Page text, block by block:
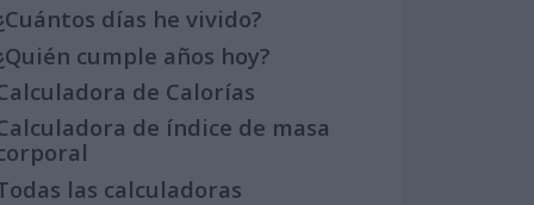
días he vivido?
cumple años hoy?
de Calorías
de índice de masa
las calculadoras